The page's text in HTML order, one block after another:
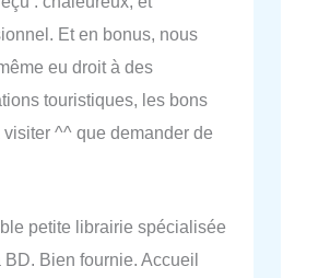
Et en bonus, nous
eu droit à des
touristiques, les bons
^^ que demander de
petite librairie spécialisée
BD. Bien fournie. Accueil